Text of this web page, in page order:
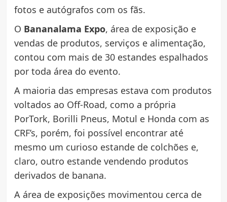
fotos e autógrafos com os fãs.
O Bananalama Expo, área de exposição e
vendas de produtos, serviços e alimentação,
contou com mais de 30 estandes espalhados
por toda área do evento.
A maioria das empresas estava com produtos
voltados ao Off-Road, como a própria
PorTork, Borilli Pneus, Motul e Honda com as
CRF’s, porém, foi possível encontrar até
mesmo um curioso estande de colchões e,
claro, outro estande vendendo produtos
derivados de banana.
A área de exposições movimentou cerca de